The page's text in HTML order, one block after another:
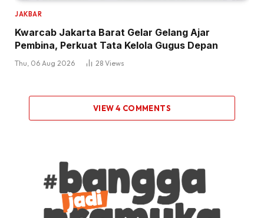
JAKBAR
Kwarcab Jakarta Barat Gelar Gelang Ajar
Pembina, Perkuat Tata Kelola Gugus Depan
Thu, 06 Aug 2026 28 Views
VIEW 4 COMMENTS